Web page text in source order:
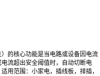
的核心功能是当电路或设备因电流
流超出安全阈值时，自动切断电
用范围：小家电，插线板，排插，